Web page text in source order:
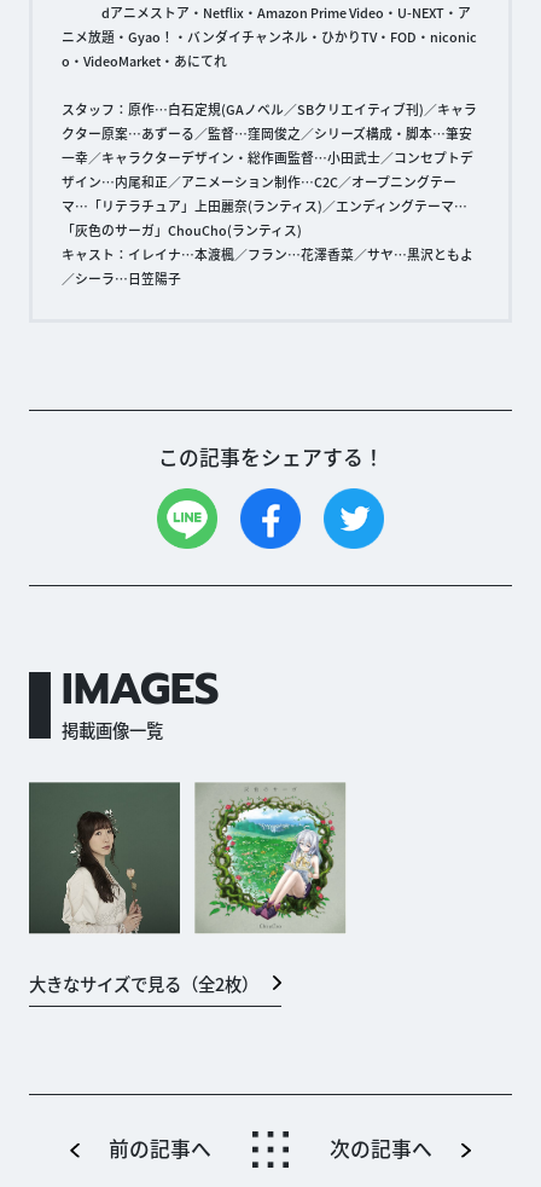
dアニメストア・Netflix・Amazon Prime Video・U-NEXT・ア
ニメ放題・Gyao！・バンダイチャンネル・ひかりTV・FOD・niconic
o・VideoMarket・あにてれ
スタッフ：原作…白石定規(GAノベル／SBクリエイティブ刊)／キャラ
クター原案…あずーる／監督…窪岡俊之／シリーズ構成・脚本…筆安
一幸／キャラクターデザイン・総作画監督…小田武士／コンセプトデ
ザイン…内尾和正／アニメーション制作…C2C／オープニングテー
マ…「リテラチュア」上田麗奈(ランティス)／エンディングテーマ…
「灰色のサーガ」ChouCho(ランティス)
キャスト：イレイナ…本渡楓／フラン…花澤香菜／サヤ…黒沢ともよ
／シーラ…日笠陽子
この記事をシェアする！
IMAGES
掲載画像一覧
大きなサイズで見る（全2枚）
前の記事へ 次の記事へ